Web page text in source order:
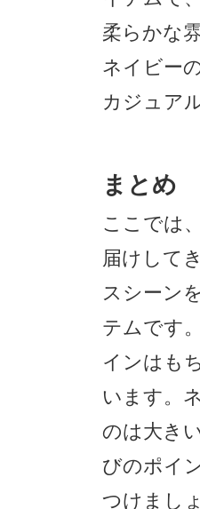
柔らかな
ネイビー
カジュア
まとめ
ここでは
届けして
スシーン
テムです
インはも
います。
のは大き
びのポイ
つけまし